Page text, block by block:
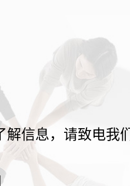
信息，请致电我们